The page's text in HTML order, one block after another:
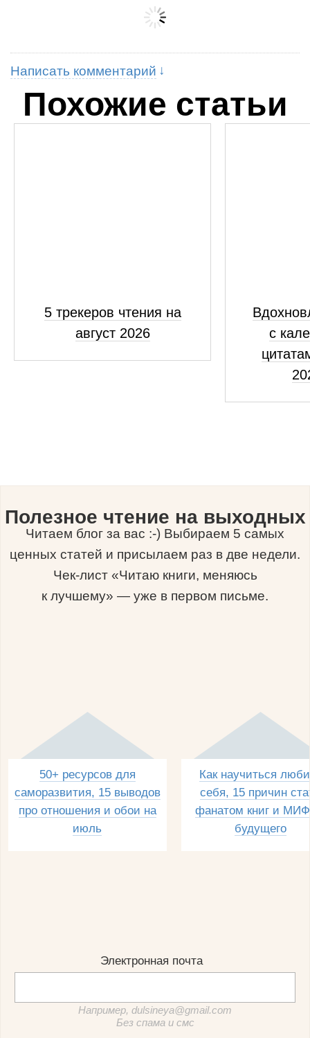
Написать комментарий
Похожие статьи
5 трекеров чтения на
август 2026
с
Полезное чтение на выходных
Читаем блог за вас :-) Выбираем 5 самых
ценных статей и присылаем раз в две недели.
Чек-лист «Читаю книги, меняюсь
к лучшему» — уже в первом письме.
50+ ресурсов для
саморазвития, 15 выводов
про отношения и обои на
июль
Как научиться
себя, 15 причин
фанатом книг и
будущего
Электронная почта
Например, dulsineya@gmail.com
Без спама и смс